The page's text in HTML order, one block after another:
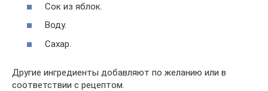
Сок из яблок.
Воду.
Сахар.
Другие ингредиенты добавляют по желанию или в
соответствии с рецептом.